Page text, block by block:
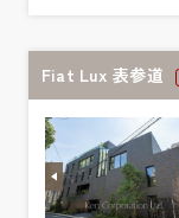
Fiat Lux 表参道